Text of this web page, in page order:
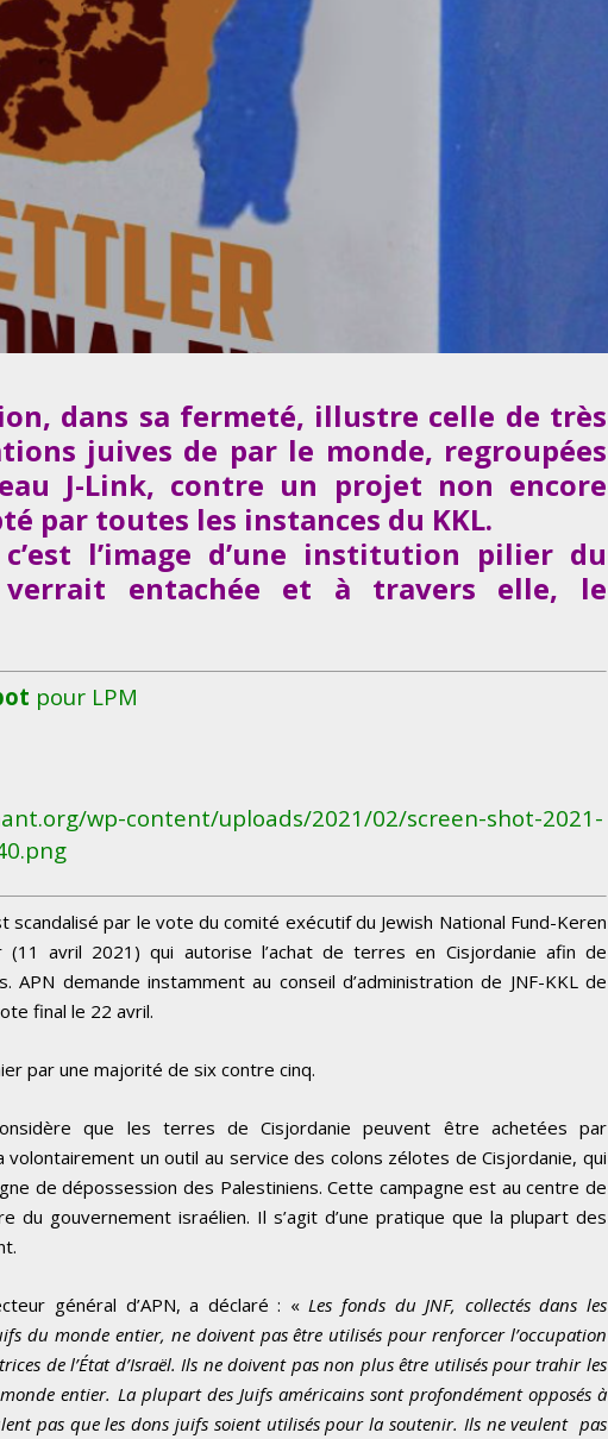
dans sa fermeté, illustre celle de très
juives de par le monde, regroupées
J-Link, contre un projet non encore
par toutes les instances du KKL.
l’image d’une institution pilier du
verrait entachée et à travers elle, le
pour LPM
wp-content/uploads/2021/02/screen-shot-2021-
scandalisé par le vote du comité exécutif du Jewish National Fund-Keren
(11 avril 2021) qui autorise l’achat de terres en Cisjordanie afin de
APN demande instamment au conseil d’administration de JNF-KKL de
final le 22 avril.
par une majorité de six contre cinq.
que les terres de Cisjordanie peuvent être achetées par
volontairement un outil au service des colons zélotes de Cisjordanie, qui
de dépossession des Palestiniens. Cette campagne est au centre de
du gouvernement israélien. Il s’agit d’une pratique que la plupart des
général d’APN, a déclaré : « Les fonds du JNF, collectés dans les
du monde entier, ne doivent pas être utilisés pour renforcer l’occupation
de l’État d’Israël. Ils ne doivent pas non plus être utilisés pour trahir les
entier. La plupart des Juifs américains sont profondément opposés à
pas que les dons juifs soient utilisés pour la soutenir. Ils ne veulent pas